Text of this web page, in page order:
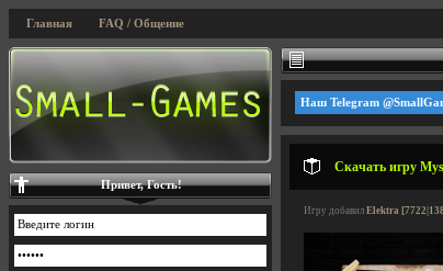
Главная FAQ / Общение
Наш Telegram
Скачать игру
Игру добавил Elektra
Привет, Гость!